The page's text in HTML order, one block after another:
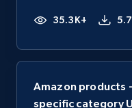
35.3K+
Amazon products
specific category